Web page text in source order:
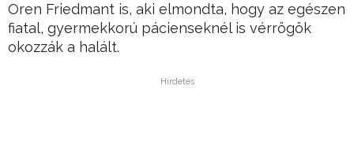
Oren Friedmant is, aki elmondta, hogy az egészen
fiatal, gyermekkorú pácienseknél is vérrögök
okozzák a halált.
Hirdetés